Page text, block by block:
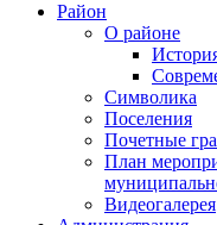
Район
О районе
Символика
Поселения
Почетные
План
Видеогалерея